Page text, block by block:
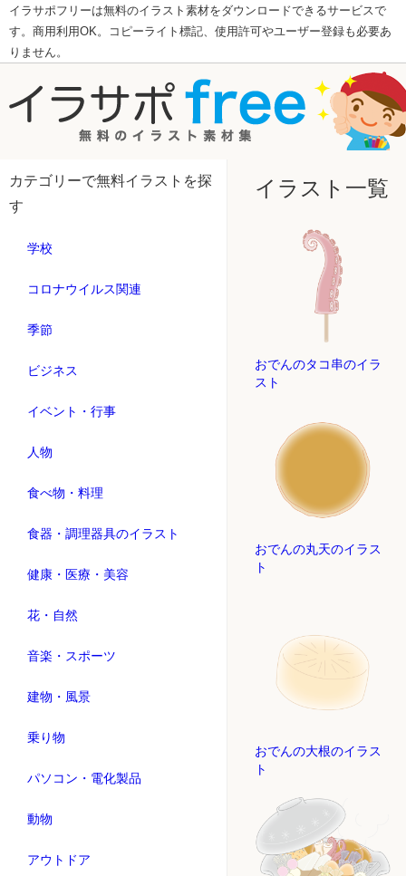
イラサポフリーは無料のイラスト素材をダウンロードできるサービスで
す。商用利用OK。コピーライト標記、使用許可やユーザー登録も必要あ
りません。
カテゴリーで無料イラストを探
す
学校
コロナウイルス関連
季節
ビジネス
イベント・行事
人物
食べ物・料理
食器・調理器具のイラスト
健康・医療・美容
花・自然
音楽・スポーツ
建物・風景
乗り物
パソコン・電化製品
動物
アウトドア
イラスト一覧
おでんのタコ串のイラ
スト
おでんの丸天のイラス
ト
おでんの大根のイラス
ト